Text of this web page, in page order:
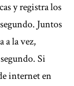
y registra los
Juntos
a la vez,
Si
internet en